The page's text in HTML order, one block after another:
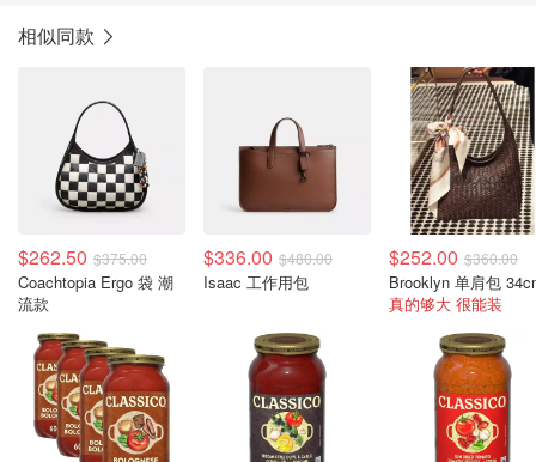
相似同款
$262.50 $375.00
Coachtopia Ergo 袋 潮
流款
$336.00 $480.00
Isaac 工作用包
$252.00 $360.00
Brooklyn 单肩包
真的够大 很能装